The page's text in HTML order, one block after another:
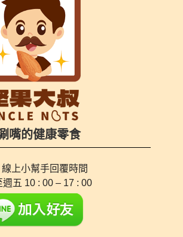
嘴的健康零食
線上小幫手回覆時間
週五 10 : 00 – 17 : 00